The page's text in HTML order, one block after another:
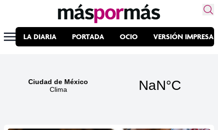
LA DIARIA PORTADA OCIO VERSIÓN IMPRESA